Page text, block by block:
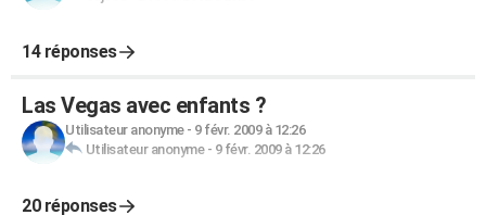
14 réponses
Las Vegas avec enfants ?
Utilisateur anonyme- 9 févr. 2009 à 12:26
Utilisateur anonyme- 9 févr. 2009 à 12:26
20 réponses